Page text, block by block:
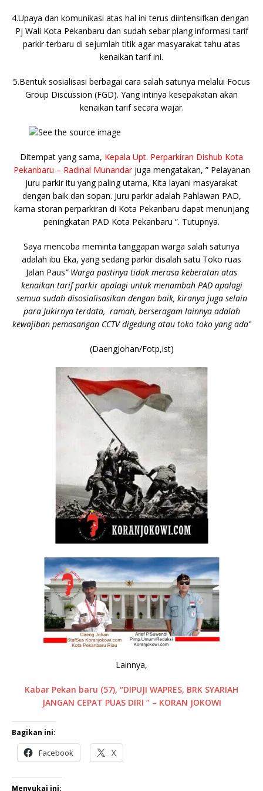
4.Upaya dan komunikasi atas hal ini terus diintensifkan dengan
Pj Wali Kota Pekanbaru dan sudah sebar plang informasi tarif
parkir terbaru di sejumlah titik agar masyarakat tahu atas
kenaikan tarif ini.
5.Bentuk sosialisasi berbagai cara salah satunya melalui Focus
Group Discussion (FGD). Yang intinya kesepakatan akan
kenaikan tarif secara wajar.
Ditempat yang sama, Kepala Upt. Perparkiran Dishub Kota
Pekanbaru – Radinal Munandarjuga mengatakan, ” Pelayanan
juru parkir itu yang paling utama, Kita layani masyarakat
dengan baik dan sopan. Juru parkir adalah Pahlawan PAD,
karna storan perparkiran di Kota Pekanbaru dapat menunjang
peningkatan PAD Kota Pekanbaru “. Tutupnya.
Saya mencoba meminta tanggapan warga salah satunya
adalah ibu Eka, yang sedang parkir disalah satu Toko ruas
Jalan Paus” Warga pastinya tidak merasa keberatan atas
kenaikan tarif parkir apalagi untuk menambah PAD apalagi
semua sudah disosialisasikan dengan baik, kiranya juga selain
para Jukirnya terdata, ramah, berseragam lainnya adalah
kewajiban pemasangan CCTV digedung atau toko toko yang ada”
(DaengJohan/Fotp,ist)
Lainnya,
Kabar Pekan baru (57), “DIPUJI WAPRES, BRK SYARIAH
JANGAN CEPAT PUAS DIRI ” – KORAN JOKOWI
Bagikan ini:
Facebook X
Menyukai ini: